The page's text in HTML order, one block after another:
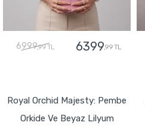
6999,99 TL 6399,99 TL
Royal Orchid Majesty: Pembe
Orkide Ve Beyaz Lilyum